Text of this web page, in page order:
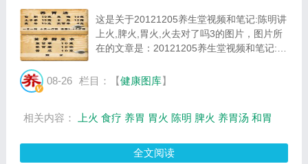
这是关于20121205养生堂视频和笔记:陈明讲
上火,脾火,胃火,火去对了吗3的图片，图片所
在的文章是：20121205养生堂视频和笔记:陈
448x663像素，格式是JPG，图片大小是
08-26 栏目：【健康图库】
相关内容： 上火 食疗 养胃 胃火 陈明 脾火 养胃汤 和胃
全文阅读